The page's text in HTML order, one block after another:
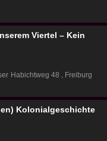
Viertel – Kein
Habichtweg 48
Freiburg
Kolonialgeschichte